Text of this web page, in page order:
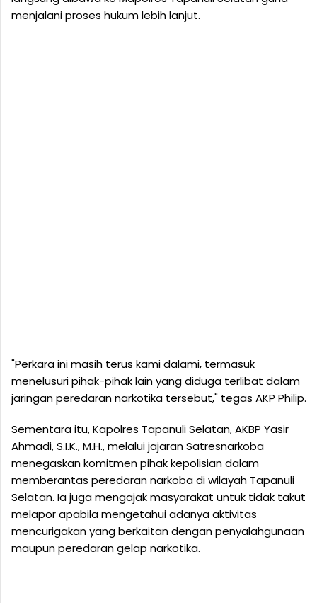
menjalani proses hukum lebih lanjut.
"Perkara ini masih terus kami dalami, termasuk
menelusuri pihak-pihak lain yang diduga terlibat dalam
jaringan peredaran narkotika tersebut," tegas AKP Philip.
Sementara itu, Kapolres Tapanuli Selatan, AKBP Yasir
Ahmadi, S.I.K., M.H., melalui jajaran Satresnarkoba
menegaskan komitmen pihak kepolisian dalam
memberantas peredaran narkoba di wilayah Tapanuli
Selatan. Ia juga mengajak masyarakat untuk tidak takut
melapor apabila mengetahui adanya aktivitas
mencurigakan yang berkaitan dengan penyalahgunaan
maupun peredaran gelap narkotika.